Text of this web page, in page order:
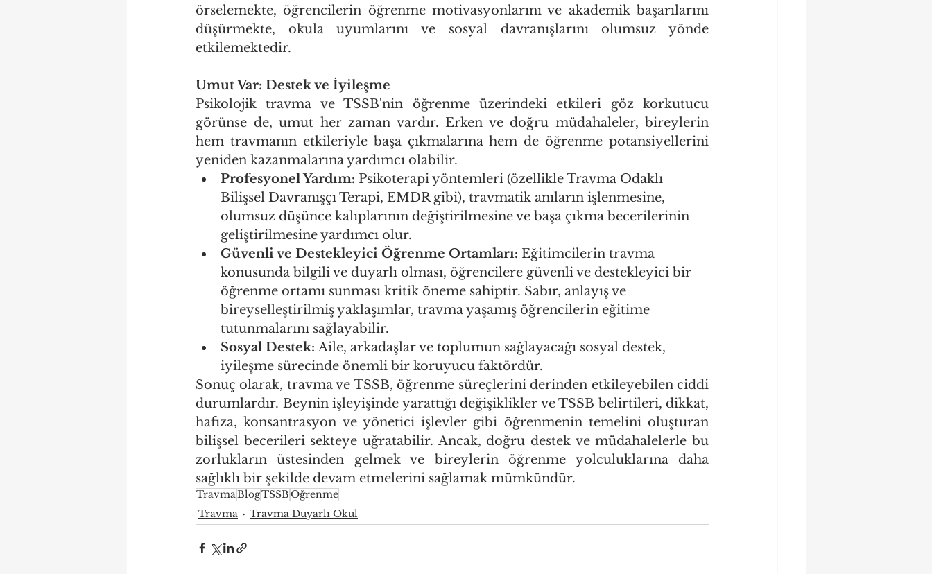
örselemekte, öğrencilerin öğrenme motivasyonlarını ve akademik başarılarını
düşürmekte, okula uyumlarını ve sosyal davranışlarını olumsuz yönde
etkilemektedir.
Umut Var: Destek ve İyileşme
Psikolojik travma ve TSSB'nin öğrenme üzerindeki etkileri göz korkutucu
görünse de, umut her zaman vardır. Erken ve doğru müdahaleler, bireylerin
hem travmanın etkileriyle başa çıkmalarına hem de öğrenme potansiyellerini
yeniden kazanmalarına yardımcı olabilir.
Profesyonel Yardım: Psikoterapi yöntemleri (özellikle Travma Odaklı
Bilişsel Davranışçı Terapi, EMDR gibi), travmatik anıların işlenmesine,
olumsuz düşünce kalıplarının değiştirilmesine ve başa çıkma becerilerinin
geliştirilmesine yardımcı olur.
Güvenli ve Destekleyici Öğrenme Ortamları: Eğitimcilerin travma
konusunda bilgili ve duyarlı olması, öğrencilere güvenli ve destekleyici bir
öğrenme ortamı sunması kritik öneme sahiptir. Sabır, anlayış ve
bireyselleştirilmiş yaklaşımlar, travma yaşamış öğrencilerin eğitime
tutunmalarını sağlayabilir.
Sosyal Destek: Aile, arkadaşlar ve toplumun sağlayacağı sosyal destek,
iyileşme sürecinde önemli bir koruyucu faktördür.
Sonuç olarak, travma ve TSSB, öğrenme süreçlerini derinden etkileyebilen ciddi
durumlardır. Beynin işleyişinde yarattığı değişiklikler ve TSSB belirtileri, dikkat,
hafıza, konsantrasyon ve yönetici işlevler gibi öğrenmenin temelini oluşturan
bilişsel becerileri sekteye uğratabilir. Ancak, doğru destek ve müdahalelerle bu
zorlukların üstesinden gelmek ve bireylerin öğrenme yolculuklarına daha
sağlıklı bir şekilde devam etmelerini sağlamak mümkündür.
TravmaBlogTSSBÖğrenme
Travma
Travma Duyarlı Okul